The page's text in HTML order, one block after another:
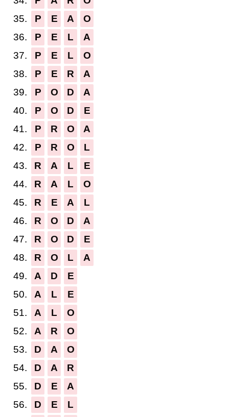
35.
P E A
O
36.
P E L
A
37.
P E L
O
38.
P E R
A
39.
P O D
A
40.
P O D
E
41.
P R O
A
42.
P R O
L
43.
R A L
E
44.
R A L
O
45.
R E A
L
46.
R O D
A
47.
R O D
E
48.
R O L
A
49.
A D
E
50.
A L
E
51.
A L
O
52.
A R
O
53.
D A
O
54.
D A
R
55.
D E
A
56.
D E
L